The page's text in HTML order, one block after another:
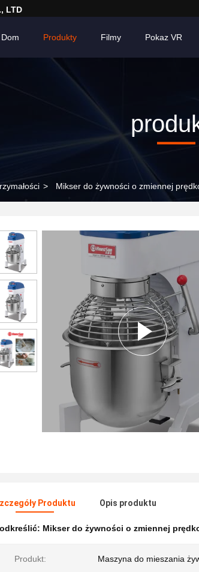
LTD
Dom Produkty Filmy Pokaz VR
> Mikser do żywności o zmiennej
Produktu Opis produktu
Mikser do żywności o zmiennej
Produkt: Maszyna do mieszania